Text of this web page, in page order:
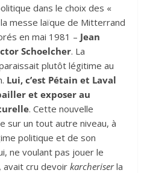
dans le choix des «
messe laïque de Mitterrand
en mai 1981 – Jean
Schoelcher. La
plutôt légitime au
Lui, c’est Pétain et Laval
et exposer au
. Cette nouvelle
sur un tout autre niveau, à
politique et de son
ne voulant pas jouer le
, avait cru devoir karcheriserla